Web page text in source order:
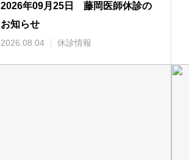
2026年09月25日 藤岡医師休診の
お知らせ
2026.08.04 休診情報